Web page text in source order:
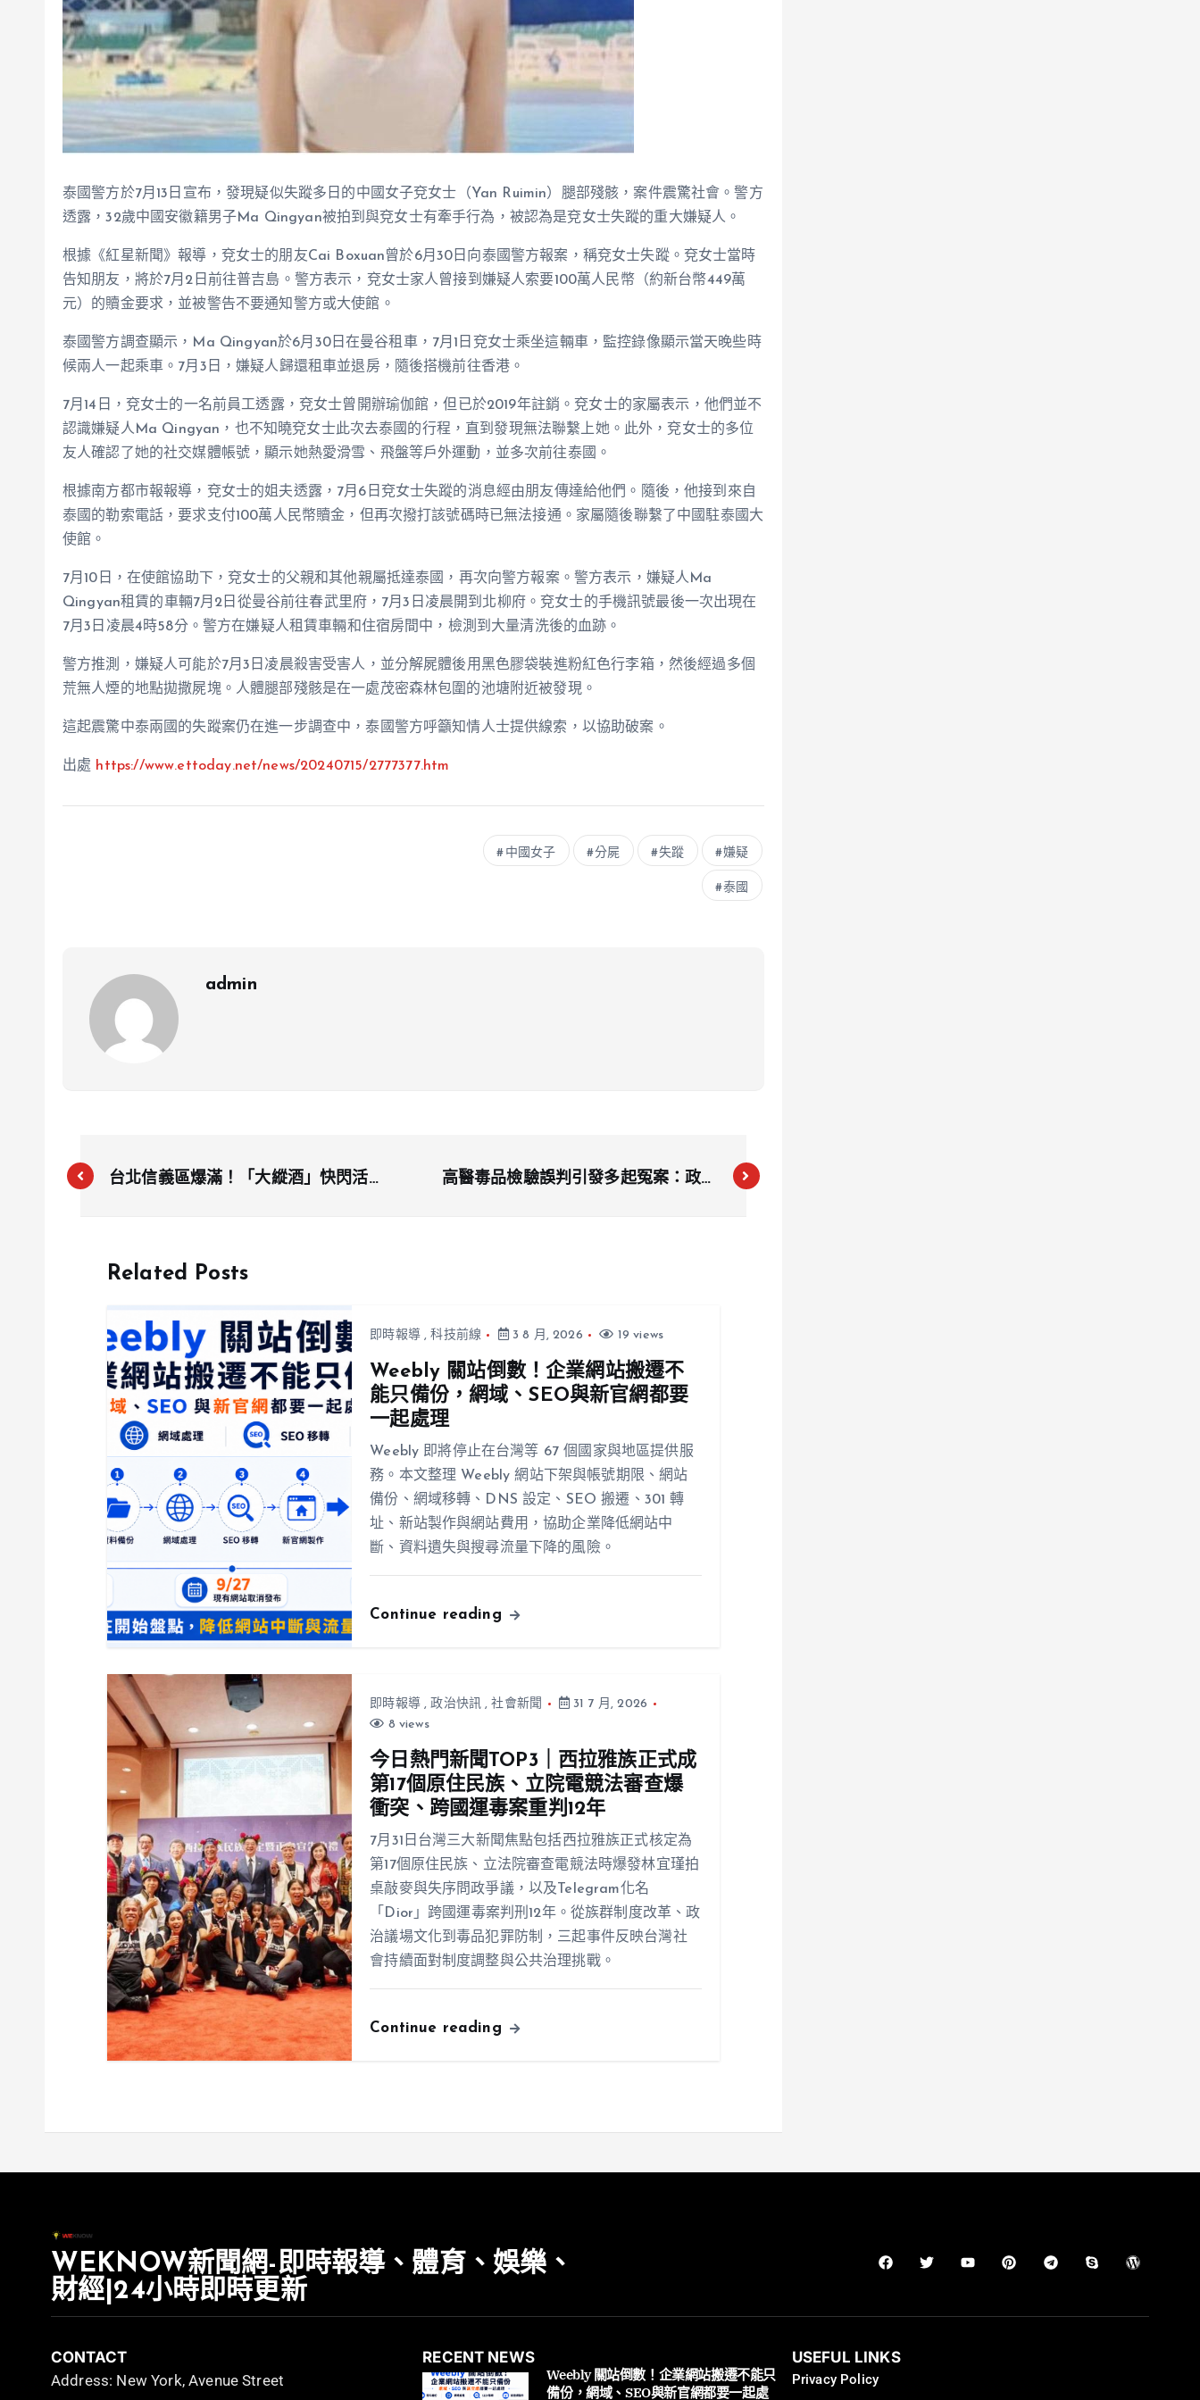
泰國警方於7月13日宣布，發現疑似失蹤多日的中國女子兗女士（Yan Ruimin）腿部殘骸，案件震驚社會。警方
透露，32歲中國安徽籍男子Ma Qingyan被拍到與兗女士有牽手行為，被認為是兗女士失蹤的重大嫌疑人。
根據《紅星新聞》報導，兗女士的朋友Cai Boxuan曾於6月30日向泰國警方報案，稱兗女士失蹤。兗女士當時
告知朋友，將於7月2日前往普吉島。警方表示，兗女士家人曾接到嫌疑人索要100萬人民幣（約新台幣449萬
元）的贖金要求，並被警告不要通知警方或大使館。
泰國警方調查顯示，Ma Qingyan於6月30日在曼谷租車，7月1日兗女士乘坐這輛車，監控錄像顯示當天晚些時
候兩人一起乘車。7月3日，嫌疑人歸還租車並退房，隨後搭機前往香港。
7月14日，兗女士的一名前員工透露，兗女士曾開辦瑜伽館，但已於2019年註銷。兗女士的家屬表示，他們並不
認識嫌疑人Ma Qingyan，也不知曉兗女士此次去泰國的行程，直到發現無法聯繫上她。此外，兗女士的多位
友人確認了她的社交媒體帳號，顯示她熱愛滑雪、飛盤等戶外運動，並多次前往泰國。
根據南方都市報報導，兗女士的姐夫透露，7月6日兗女士失蹤的消息經由朋友傳達給他們。隨後，他接到來自
泰國的勒索電話，要求支付100萬人民幣贖金，但再次撥打該號碼時已無法接通。家屬隨後聯繫了中國駐泰國大
使館。
7月10日，在使館協助下，兗女士的父親和其他親屬抵達泰國，再次向警方報案。警方表示，嫌疑人Ma
Qingyan租賃的車輛7月2日從曼谷前往春武里府，7月3日凌晨開到北柳府。兗女士的手機訊號最後一次出現在
7月3日凌晨4時58分。警方在嫌疑人租賃車輛和住宿房間中，檢測到大量清洗後的血跡。
警方推測，嫌疑人可能於7月3日凌晨殺害受害人，並分解屍體後用黑色膠袋裝進粉紅色行李箱，然後經過多個
荒無人煙的地點拋撒屍塊。人體腿部殘骸是在一處茂密森林包圍的池塘附近被發現。
這起震驚中泰兩國的失蹤案仍在進一步調查中，泰國警方呼籲知情人士提供線索，以協助破案。
出處 https://www.ettoday.net/news/20240715/2777377.htm
中國女子 分屍 失蹤 嫌疑
泰國
admin
台北信義區爆滿！「大縱酒」快閃活動
高醫毒品檢驗誤判引發多起冤案：政府
Related Posts
即時報導,科技前線 3 8 月, 2026 19 views
Weebly 關站倒數！企業網站搬遷不
能只備份，網域、SEO與新官網都要
一起處理
Weebly 即將停止在台灣等 67 個國家與地區提供服
務。本文整理 Weebly 網站下架與帳號期限、網站
備份、網域移轉、DNS 設定、SEO 搬遷、301 轉
址、新站製作與網站費用，協助企業降低網站中
斷、資料遺失與搜尋流量下降的風險。
Continue reading
即時報導,政治快訊,社會新聞
31 7 月, 2026
8 views
今日熱門新聞TOP3｜西拉雅族正式成
第17個原住民族、立院電競法審查爆
衝突、跨國運毒案重判12年
7月31日台灣三大新聞焦點包括西拉雅族正式核定為
第17個原住民族、立法院審查電競法時爆發林宜瑾拍
桌敲麥與失序問政爭議，以及Telegram化名
「Dior」跨國運毒案判刑12年。從族群制度改革、政
治議場文化到毒品犯罪防制，三起事件反映台灣社
會持續面對制度調整與公共治理挑戰。
Continue reading
WEKNOW新聞網-即時報導、體育、娛樂、
財經|24小時即時更新
CONTACT
Address: New York, Avenue Street
RECENT NEWS
Weebly 關站倒數！企業網站搬遷不能只
備份，網域、SEO與新官網都要一起處
USEFUL LINKS
Privacy Policy